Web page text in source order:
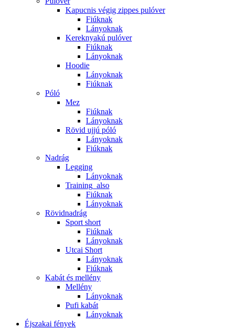
Kapucnis végig zippes pulóver
Fiúknak
Lányoknak
Kereknyakú pulóver
Fiúknak
Lányoknak
Hoodie
Lányoknak
Fiúknak
Póló
Mez
Fiúknak
Lányoknak
Rövid ujjú póló
Lányoknak
Fiúknak
Nadrág
Legging
Lányoknak
Training_also
Fiúknak
Lányoknak
Rövidnadrág
Sport short
Fiúknak
Lányoknak
Utcai Short
Lányoknak
Fiúknak
Kabát és mellény
Mellény
Lányoknak
Pufi kabát
Lányoknak
Éjszakai fények